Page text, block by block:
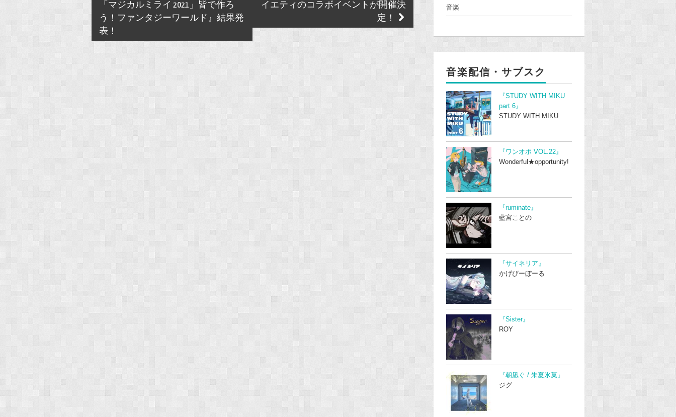
navigation
「マジカルミライ 2021」皆で作ろ
う！ファンタジーワールド』結果発
表！
イエティのコラボイベントが開催決
定！
音楽
音楽配信・サブスク
『STUDY WITH MIKU
part 6』
STUDY WITH MIKU
『ワンオポ VOL.22』
Wonderful★opportunity!
『ruminate』
藍宮ことの
『サイネリア』
かげぴーぼーる
『Sister』
ROY
『朝凪ぐ / 朱夏氷菓』
ジグ